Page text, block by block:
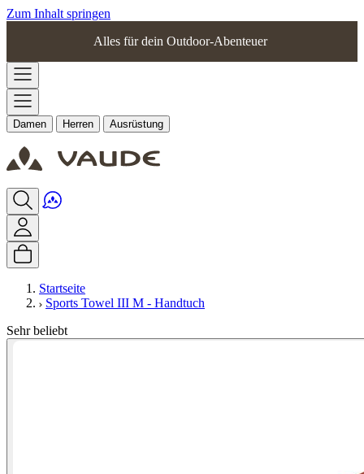
Zum Inhalt springen
Alles für dein Outdoor-Abenteuer
Damen Herren Ausrüstung
Startseite
Sports Towel III M - Handtuch
Sehr beliebt